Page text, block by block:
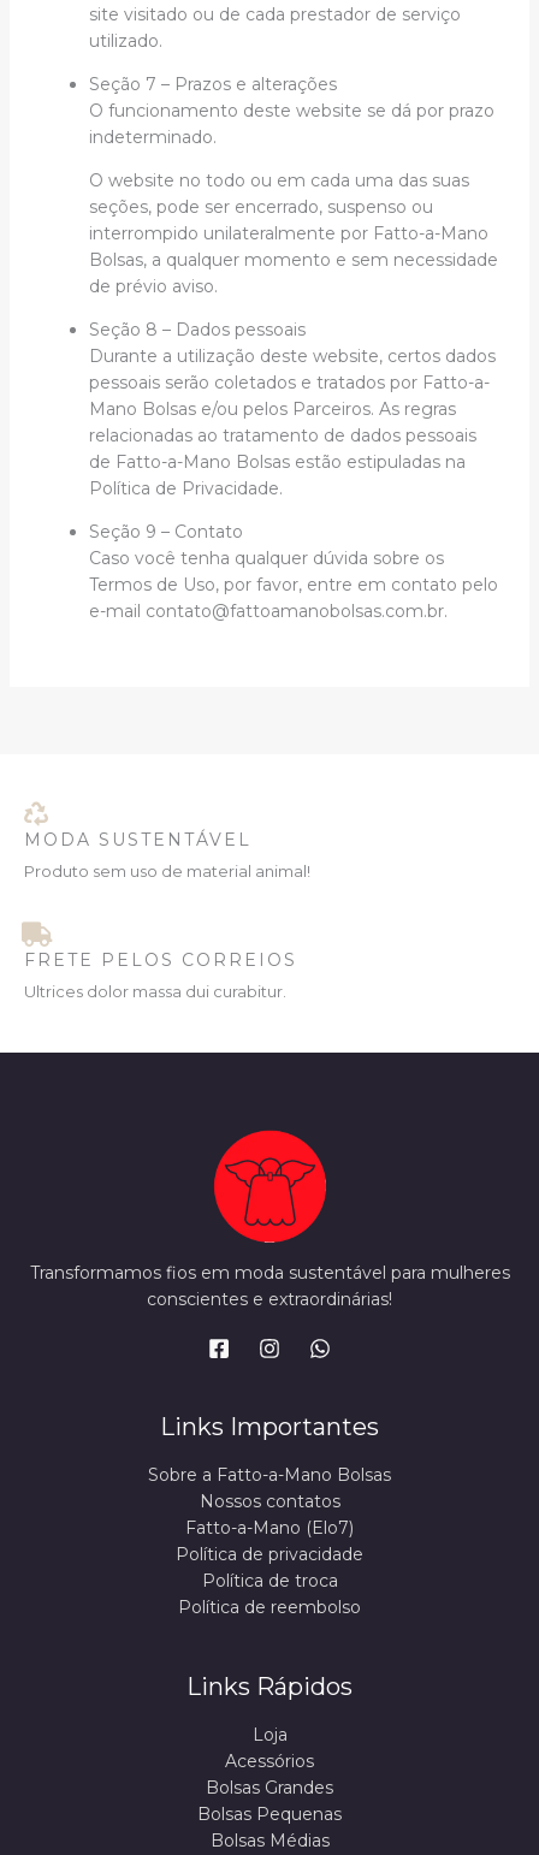
site visitado ou de cada prestador de serviço
utilizado.
Seção 7 – Prazos e alterações
O funcionamento deste website se dá por prazo
indeterminado.
O website no todo ou em cada uma das suas
seções, pode ser encerrado, suspenso ou
interrompido unilateralmente por Fatto-a-Mano
Bolsas, a qualquer momento e sem necessidade
de prévio aviso.
Seção 8 – Dados pessoais
Durante a utilização deste website, certos dados
pessoais serão coletados e tratados por Fatto-a-
Mano Bolsas e/ou pelos Parceiros. As regras
relacionadas ao tratamento de dados pessoais
de Fatto-a-Mano Bolsas estão estipuladas na
Política de Privacidade.
Seção 9 – Contato
Caso você tenha qualquer dúvida sobre os
Termos de Uso, por favor, entre em contato pelo
e-mail contato@fattoamanobolsas.com.br.
MODA SUSTENTÁVEL
Produto sem uso de material animal!
FRETE PELOS CORREIOS
Ultrices dolor massa dui curabitur.
Transformamos fios em moda sustentável para mulheres
conscientes e extraordinárias!
Links Importantes
Sobre a Fatto-a-Mano Bolsas
Nossos contatos
Fatto-a-Mano (Elo7)
Política de privacidade
Política de troca
Política de reembolso
Links Rápidos
Loja
Acessórios
Bolsas Grandes
Bolsas Pequenas
Bolsas Médias